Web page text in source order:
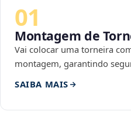
01
Montagem de
Vai colocar uma torneira
montagem, garantindo
SAIBA MAIS